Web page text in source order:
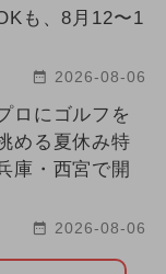
も、8月12〜1
2026-08-06
ロにゴルフを
める夏休み特
庫・西宮で開
2026-08-06